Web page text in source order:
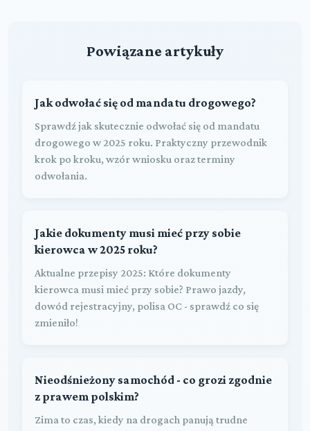
Powiązane artykuły
Jak odwołać się od mandatu drogowego?
Sprawdź jak skutecznie odwołać się od mandatu
drogowego w 2025 roku. Praktyczny przewodnik
krok po kroku, wzór wniosku oraz terminy
odwołania.
Jakie dokumenty musi mieć przy sobie
kierowca w 2025 roku?
Aktualne przepisy 2025: Które dokumenty
kierowca musi mieć przy sobie? Prawo jazdy,
dowód rejestracyjny, polisa OC - sprawdź co się
zmieniło!
Nieodśnieżony samochód - co grozi zgodnie
z prawem polskim?
Zima to czas, kiedy na drogach panują trudne